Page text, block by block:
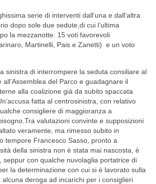
serie di interventi dall’una e dall’altra
dopo sole due sedute,di cui l’ultima
la mezzanotte: 15 voti favorevoli
Martinelli, Pais e Zanetti) e un voto
sinistra di interrompere la seduta consiliare al
del Parco e guadagnare il
alla coalizione già da subito spaccata
fatta al centrosinistra, con relativo
consigliere di maggioranza a
valutazioni convinte e supposizioni
veramente, ma rimesso subito in
tempore Francesco Sasso, pronto a
della sinistra non è stata mai nascosta, è
seppur con qualche nuvolaglia portatrice di
la determinazione con cui si è lavorato sulla
deroga ad incarichi per i consiglieri